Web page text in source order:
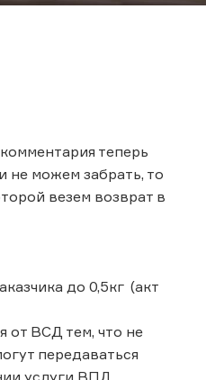
теперь
не можем забрать, то
везем возврат в
до 0,5кг (акт
от ВСД тем, что не
передаваться
услуги ВПД